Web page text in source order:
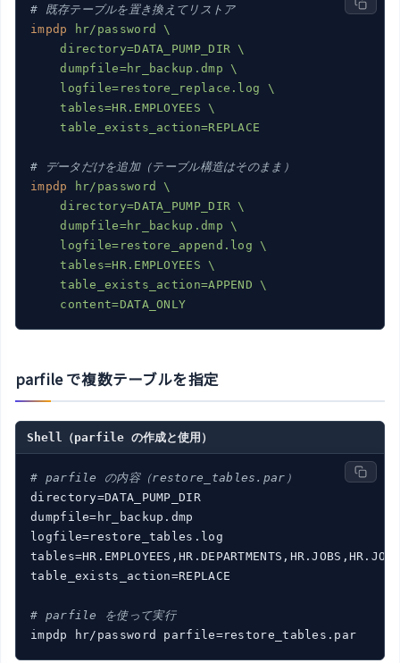
# 既存テーブルを置き換えてリストア
impdp
hr/password \
    directory=DATA_PUMP_DIR \
    dumpfile=hr_backup.dmp \
    logfile=restore_replace.log \
    tables=HR.EMPLOYEES \
    table_exists_action=REPLACE
# データだけを追加（テーブル構造はそのまま）
impdp
hr/password \
    directory=DATA_PUMP_DIR \
    dumpfile=hr_backup.dmp \
    logfile=restore_append.log \
    tables=HR.EMPLOYEES \
    table_exists_action=APPEND \
    content=DATA_ONLY
parfile で複数テーブルを指定
Shell（parfile の作成と使用）
# parfile の内容（restore_tables.par）
directory=DATA_PUMP_DIR
dumpfile=hr_backup.dmp
logfile=restore_tables.log
table_exists_action=REPLACE
# parfile を使って実行